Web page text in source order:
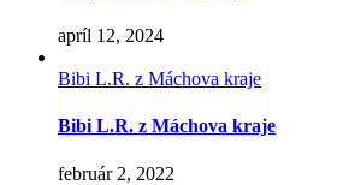
apríl 12, 2024
Bibi L.R. z Máchova kraje
Bibi L.R. z Máchova kraje
február 2, 2022